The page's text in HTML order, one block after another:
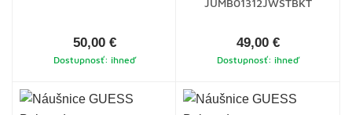
50,00 €
Dostupnosť: ihneď
49,00 €
Dostupnosť: ihneď